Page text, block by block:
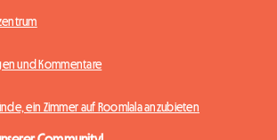
und Kommentare
ein Zimmer auf Roomlala anzubieten